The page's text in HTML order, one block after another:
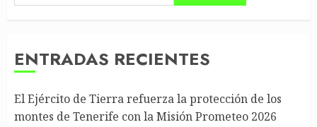
ENTRADAS RECIENTES
El Ejército de Tierra refuerza la protección de los
montes de Tenerife con la Misión Prometeo 2026